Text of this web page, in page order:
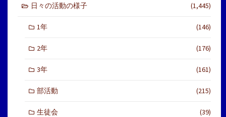
日々の活動の様子 (1,445)
1年 (146)
2年 (176)
3年 (161)
部活動 (215)
生徒会 (39)